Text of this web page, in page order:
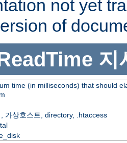
not yet
of
지
time (in milliseconds) that should
가상호스트, directory, .htaccess